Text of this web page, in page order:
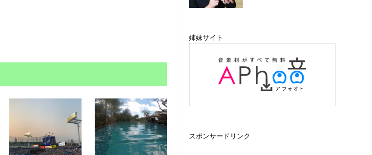
姉妹サイト
スポンサードリンク